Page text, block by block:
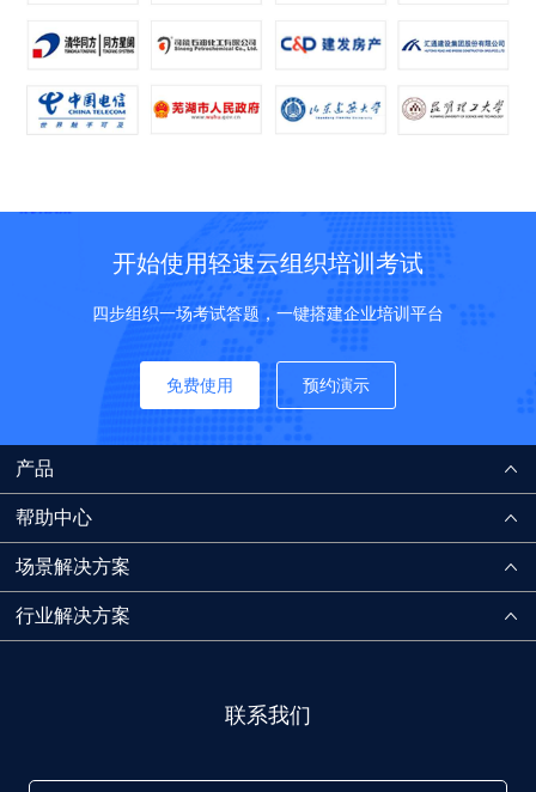
开始使用轻速云组织培训考试
四步组织一场考试答题，一键搭建企业培训平台
免费使用 预约演示
产品
帮助中心
场景解决方案
行业解决方案
联系我们